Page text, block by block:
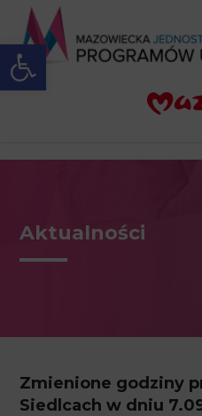
Open toolbar
Aktualności
Zmienione godziny
Siedlcach w dniu